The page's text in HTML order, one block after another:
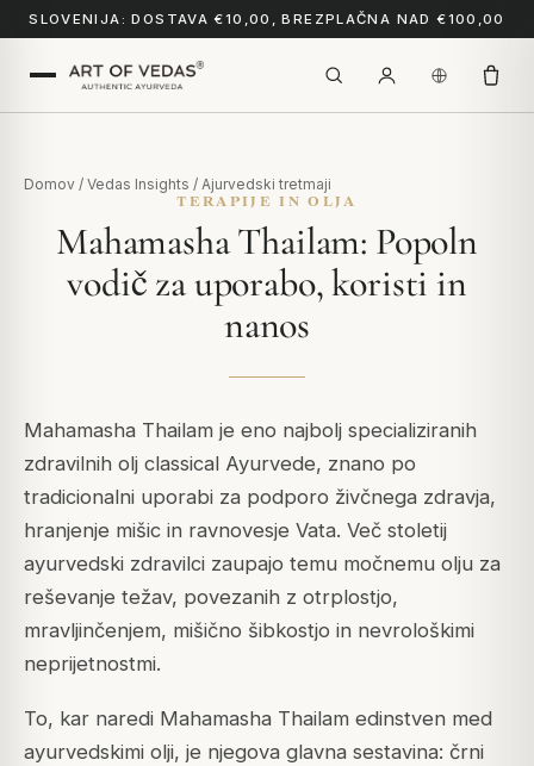
SLOVENIJA: DOSTAVA €10,00, BREZPLAČNA NAD €100,00
Domov / Vedas Insights / Ajurvedski tretmaji
TERAPIJE IN OLJA
Mahamasha Thailam: Popoln
vodič za uporabo, koristi in
nanos
Mahamasha Thailam je eno najbolj specializiranih
zdravilnih olj classical Ayurvede, znano po
tradicionalni uporabi za podporo živčnega zdravja,
hranjenje mišic in ravnovesje Vata. Več stoletij
ayurvedski zdravilci zaupajo temu močnemu olju za
reševanje težav, povezanih z otrplostjo,
mravljinčenjem, mišično šibkostjo in nevrološkimi
neprijetnostmi.
To, kar naredi Mahamasha Thailam edinstven med
ayurvedskimi olji, je njegova glavna sestavina: črni